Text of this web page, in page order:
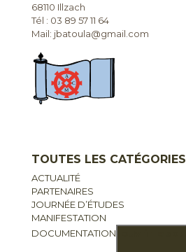
68110 Illzach
Tél : 03 89 57 11 64
Mail: jbatoula@gmail.com
TOUTES LES CATÉGORIES
ACTUALITÉ
PARTENAIRES
JOURNÉE D’ÉTUDES
MANIFESTATION
DOCUMENTATION